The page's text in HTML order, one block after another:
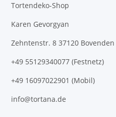
Tortendeko-Shop
Karen Gevorgyan
Zehntenstr. 8 37120 Bovenden
+49 55129340077 (Festnetz)
+49 16097022901 (Mobil)
info@tortana.de